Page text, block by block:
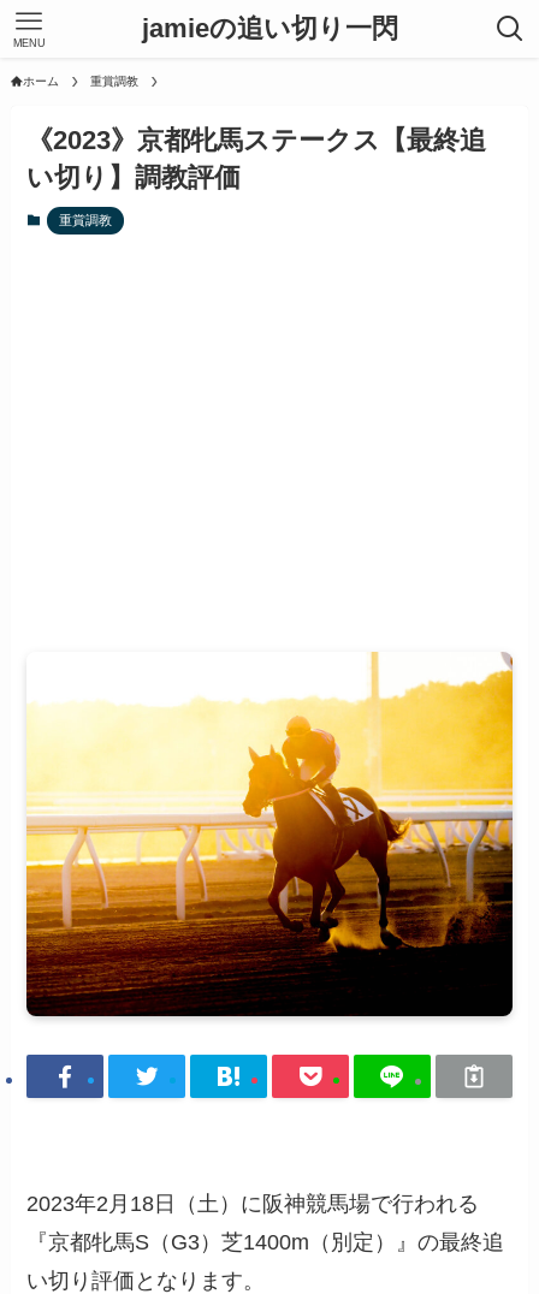
jamieの追い切り一閃
MENU
ホーム 重賞調教
《2023》京都牝馬ステークス【最終追
い切り】調教評価
重賞調教
2023年2月18日（土）に阪神競馬場で行われる
『京都牝馬S（G3）芝1400m（別定）』の最終追
い切り評価となります。